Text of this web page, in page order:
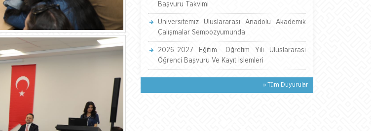
Başvuru Takvimi
Üniversitemiz Uluslararası Anadolu Akademik
Çalışmalar Sempozyumunda
2026-2027 Eğitim- Öğretim Yılı Uluslararası
Öğrenci Başvuru Ve Kayıt İşlemleri
» Tüm Duyurular